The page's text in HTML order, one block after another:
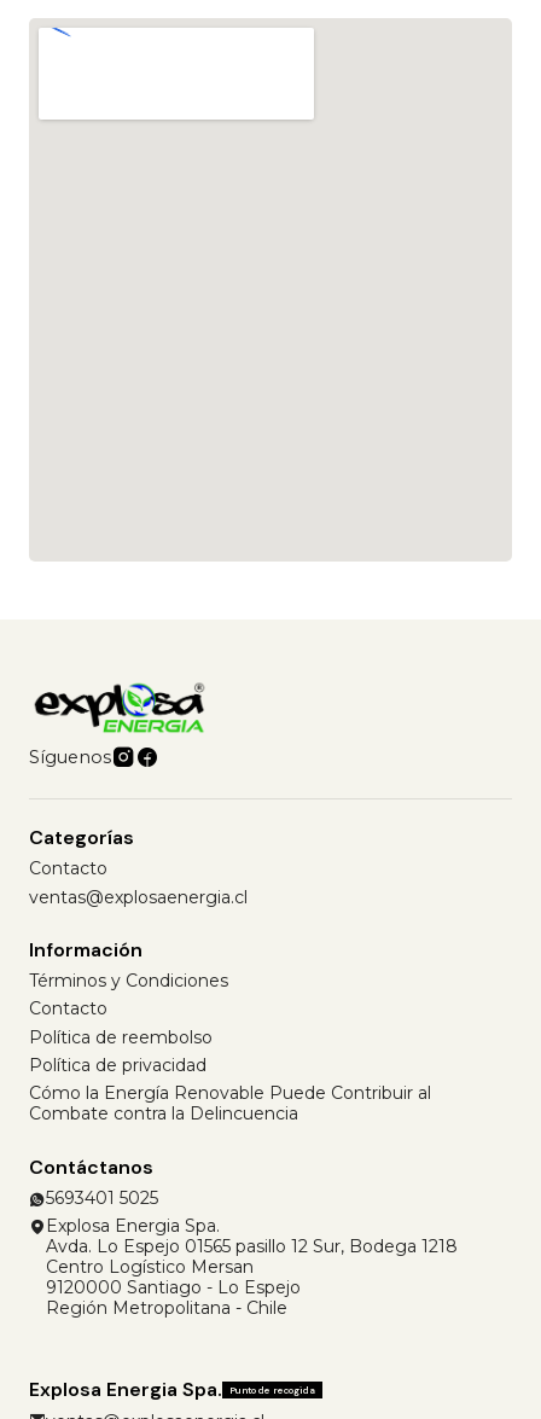
Síguenos
Categorías
Contacto
ventas@explosaenergia.cl
Información
Términos y Condiciones
Contacto
Política de reembolso
Política de privacidad
Cómo la Energía Renovable Puede Contribuir al
Combate contra la Delincuencia
Contáctanos
5693401 5025
Explosa Energia Spa.
Avda. Lo Espejo 01565 pasillo 12 Sur, Bodega 1218
Centro Logístico Mersan
9120000 Santiago - Lo Espejo
Región Metropolitana - Chile
Explosa Energia Spa. Punto de recogida